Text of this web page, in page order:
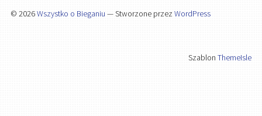
© 2026Wszystko o Bieganiu — Stworzone przez WordPress
SzablonThemeIsle